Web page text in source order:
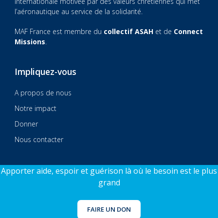
Apporter aide, espoir et guérison là où le besoin est le plus
grand
FAIRE UN DON
l’aéronautique au service de la solidarité.
MAF France est membre du collectif ASAH et de Connect
Missions.
Impliquez-vous
A propos de nous
Notre impact
Donner
Nous contacter